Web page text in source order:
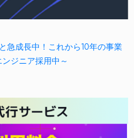
急成長中！これから10年の事業
ジニア採用中～